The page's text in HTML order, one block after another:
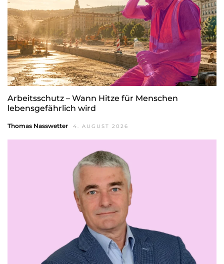
Arbeitsschutz – Wann Hitze für Menschen
lebensgefährlich wird
Thomas Nasswetter 4. AUGUST 2026